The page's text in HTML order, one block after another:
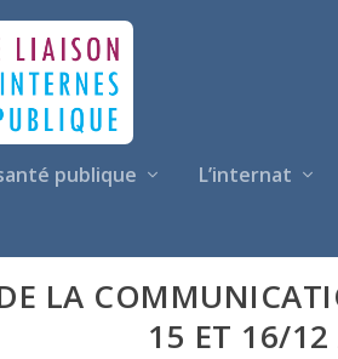
publique L’internat
LA
15 ET 16/12